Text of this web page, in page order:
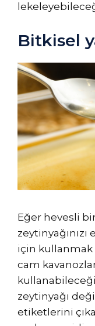
Bitkisel
Eğer hevesli bir
için kullanmak
cam
zeytinyağı
etiketlerini